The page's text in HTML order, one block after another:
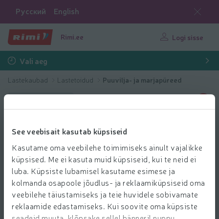
See veebisait kasutab küpsiseid
Kasutame oma veebilehe toimimiseks ainult vajalikke
küpsised. Me ei kasuta muid küpsiseid, kui te neid ei
luba. Küpsiste lubamisel kasutame esimese ja
kolmanda osapoole jõudlus- ja reklaamiküpsiseid oma
veebilehe täiustamiseks ja teie huvidele sobivamate
reklaamide edastamiseks. Kui soovite oma küpsiste
Русский English
Rimi.ee Logi sisse
Vali aeg
Lastekaubad Lastetoidud Puuvilja- ja marjapüreed